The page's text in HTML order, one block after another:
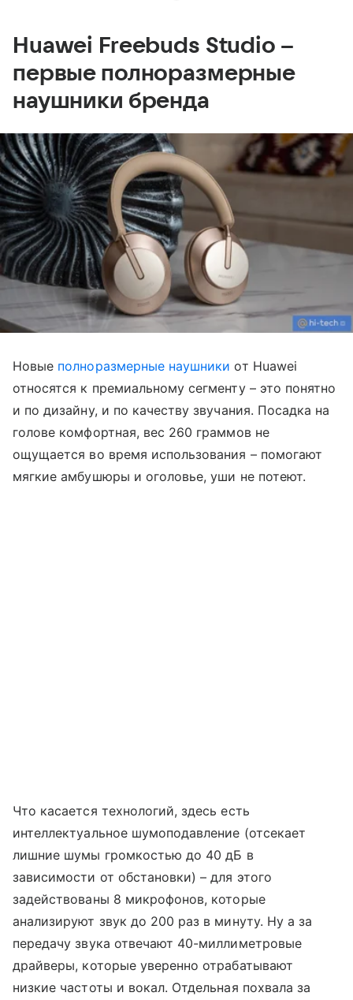
Huawei Freebuds Studio –
первые полноразмерные
наушники бренда
Новые полноразмерные наушники от Huawei
относятся к премиальному сегменту – это понятно
и по дизайну, и по качеству звучания. Посадка на
голове комфортная, вес 260 граммов не
ощущается во время использования – помогают
мягкие амбушюры и оголовье, уши не потеют.
Что касается технологий, здесь есть
интеллектуальное шумоподавление (отсекает
лишние шумы громкостью до 40 дБ в
зависимости от обстановки) – для этого
задействованы 8 микрофонов, которые
анализируют звук до 200 раз в минуту. Ну а за
передачу звука отвечают 40-миллиметровые
драйверы, которые уверенно отрабатывают
низкие частоты и вокал. Отдельная похвала за